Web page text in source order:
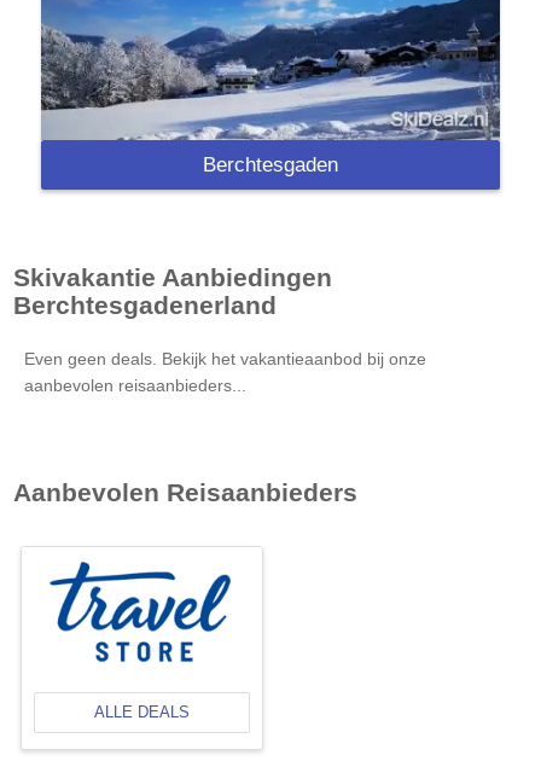
Berchtesgaden
Skivakantie Aanbiedingen
Berchtesgadenerland
Even geen deals. Bekijk het vakantieaanbod bij onze
aanbevolen reisaanbieders...
Aanbevolen Reisaanbieders
ALLE DEALS